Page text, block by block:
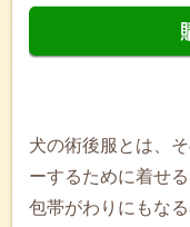
犬の術後服とは、
ーするために着せ
包帯がわりにもな